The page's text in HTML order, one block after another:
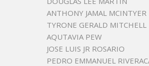
ANTHONY JAMAL MCINTYER
TYRONE GERALD MITCHELL
AQUTAVIA PEW
JOSE LUIS JR ROSARIO
PEDRO EMMANUEL